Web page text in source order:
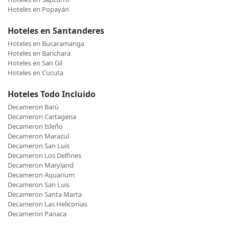
Hoteles en Popayán
Hoteles en Santanderes
Hoteles en Bucaramanga
Hoteles en Barichara
Hoteles en San Gil
Hoteles en Cucuta
Hoteles Todo Incluido
Decameron Barú
Decameron Cartagena
Decameron Isleño
Decameron Marazul
Decameron San Luis
Decameron Los Delfines
Decameron Maryland
Decameron Aquarium
Decameron San Luis
Decameron Santa Marta
Decameron Las Heliconias
Decameron Panaca